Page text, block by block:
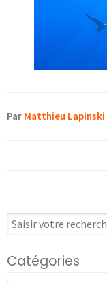
Par Matthieu Lapinski
Catégories